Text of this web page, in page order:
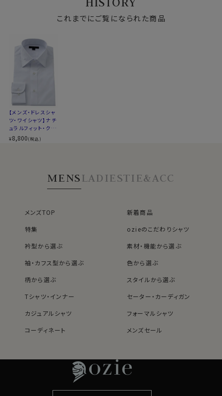
●素材の違いで選ぶクールマックスシャツ
▼とにかくお手入れのしやすさを重視したい方
ファブリック
シワになりにくい高い形態安定性と温調の高機能が特長
▼見た目や質感はよりナチュラルに、扱いやすさも欲しい
方
綿×ポリエステル混紡のクールマックス®ファブリック
綿の風合いを活かしつつ、綿100％よりもシワになりにく
いバランス型素材です。
綿×ポリエステル混紡・クールマックスはこちら→
タイドアップに最適なほどよい大きさのワイドカラーを選
で、カフスボタンもご利用いただけます。
LL-90cm・全１２サイズにてご用意。(サイズ表C)
ださい。
※43cm（LL）・45cm（3L）・47cm(4L)サイズにおいて
は絞りを若干ゆるくしております。 細さを気にせず一般的
ケア・ワイドカラー・
ポケット無し
これまでにご覧になられた商品
【メンズ・ドレスシャ
ツ・ワイシャツ】ナチ
ュラルフィット・クー
ルマックス・オールシ
ーズン・ドライ・形態
¥8,800(税込)
MENSLADIESTIE&ACC
メンズTOP
新着商品
特集
ozieのこだわりシャツ
衿型から選ぶ
素材・機能から選ぶ
袖・カフス型から選ぶ
色から選ぶ
柄から選ぶ
スタイルから選ぶ
Tシャツ・インナー
セーター・カーディガン
カジュアルシャツ
フォーマルシャツ
コーディネート
メンズセール
袖・カフス型から選ぶ
色から選ぶ
柄から選ぶ
カフスボタン
サスペンダー